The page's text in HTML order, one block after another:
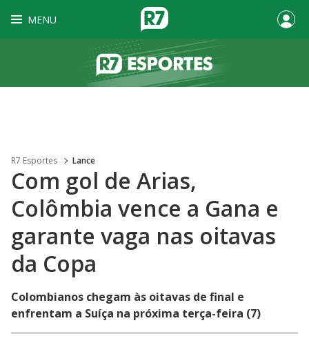
MENU
R7 Esportes Lance
Com gol de Arias,
Colômbia vence a Gana e
garante vaga nas oitavas
da Copa
Colombianos chegam às oitavas de final e
enfrentam a Suíça na próxima terça-feira (7)